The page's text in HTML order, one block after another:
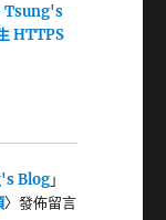
Tsung's
HTTPS
Blog」
〉發佈留言